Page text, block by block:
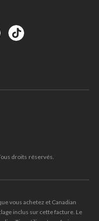
droits réservés.
vous achetez et Canadian
inclus sur cette facture. Le